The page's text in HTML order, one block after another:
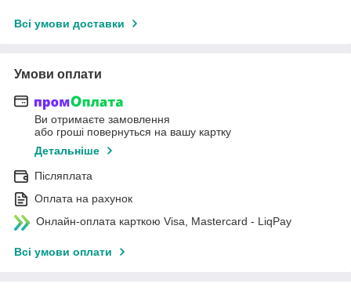
Всі умови доставки
Умови оплати
Ви отримаєте замовлення
або гроші повернуться на вашу картку
Детальніше
Післяплата
Оплата на рахунок
Онлайн-оплата карткою Visa, Mastercard - LiqPay
Всі умови оплати